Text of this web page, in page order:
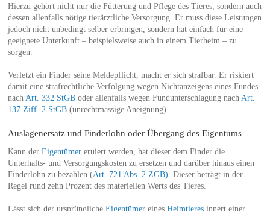
Hierzu gehört nicht nur die Fütterung und Pflege des Tieres, sondern auch
dessen allenfalls nötige tierärztliche Versorgung. Er muss diese Leistungen
jedoch nicht unbedingt selber erbringen, sondern hat einfach für eine
geeignete Unterkunft – beispielsweise auch in einem Tierheim – zu
sorgen.
Verletzt ein Finder seine Meldepflicht, macht er sich strafbar. Er riskiert
damit eine strafrechtliche Verfolgung wegen Nichtanzeigens eines Fundes
nach Art. 332 StGBoder allenfalls wegen Fundunterschlagung nach Art.
137 Ziff. 2 StGB(unrechtmässige Aneignung).
Auslagenersatz und Finderlohn oder Übergang des Eigentums
Kann der Eigentümer eruiert werden, hat dieser dem Finder die
Unterhalts- und Versorgungskosten zu ersetzen und darüber hinaus einen
Finderlohn zu bezahlen (Art. 721 Abs. 2 ZGB) . Dieser beträgt in der
Regel rund zehn Prozent des materiellen Werts des Tieres.
Lässt sich der ursprüngliche Eigentümereines Heimtieresinnert einer